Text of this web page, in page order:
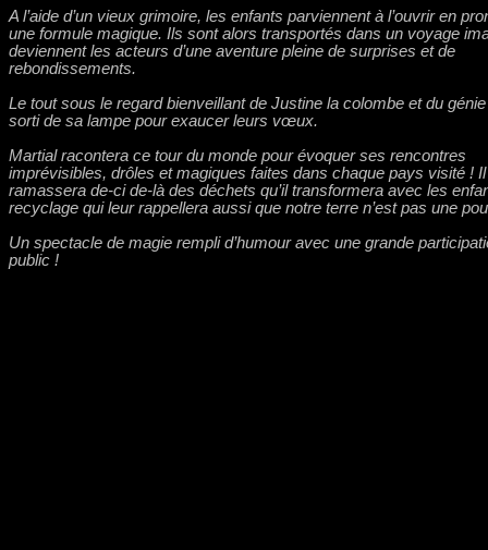
A l’aide d’un vieux grimoire, les enfants parviennent à l’ouvrir en
une formule magique. Ils sont alors transportés dans un voyage
deviennent les acteurs d’une aventure pleine de surprises et de
rebondissements.
Le tout sous le regard bienveillant de Justine la colombe et du
sorti de sa lampe pour exaucer leurs vœux.
Martial racontera ce tour du monde pour évoquer ses rencontres
imprévisibles, drôles et magiques faites dans chaque pays visité ! Il
ramassera de-ci de-là des déchets qu’il transformera avec les
recyclage qui leur rappellera aussi que notre terre n’est pas une
Un spectacle de magie rempli d’humour avec une grande
public !